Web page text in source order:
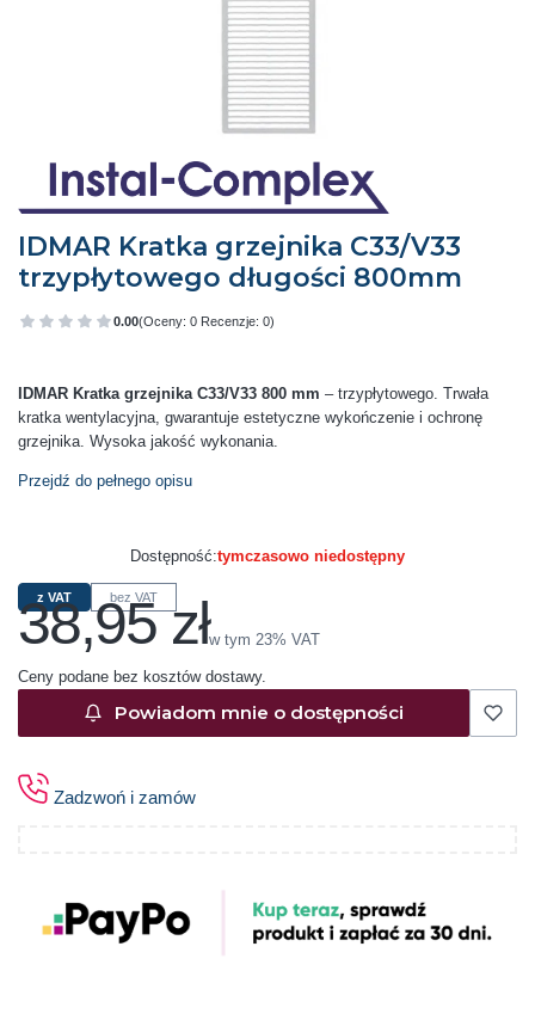
IDMAR Kratka grzejnika C33/V33
trzypłytowego długości 800mm
0.00(Oceny: 0 Recenzje: 0)
Przejdź do sekcji Opinie
IDMAR Kratka grzejnika C33/V33 800 mm – trzypłytowego. Trwała
kratka wentylacyjna, gwarantuje estetyczne wykończenie i ochronę
grzejnika. Wysoka jakość wykonania.
Przejdź do pełnego opisu
Dostępność:tymczasowo niedostępny
z VAT bez VAT
Cena
38,95 złw tym 23% VAT
w tym 23% VAT
Ceny podane bez kosztów dostawy.
Powiadom mnie o dostępności
Zadzwoń i zamów